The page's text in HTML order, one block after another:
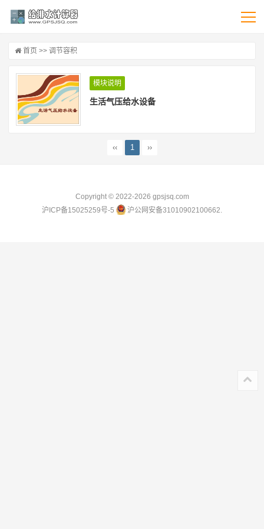
首页 >> 调节容积
模块说明
生活气压给水设备
‹‹ 1 ››
Copyright © 2022-2026 gpsjsq.com
沪ICP备15025259号-5
沪公网安备31010902100662.